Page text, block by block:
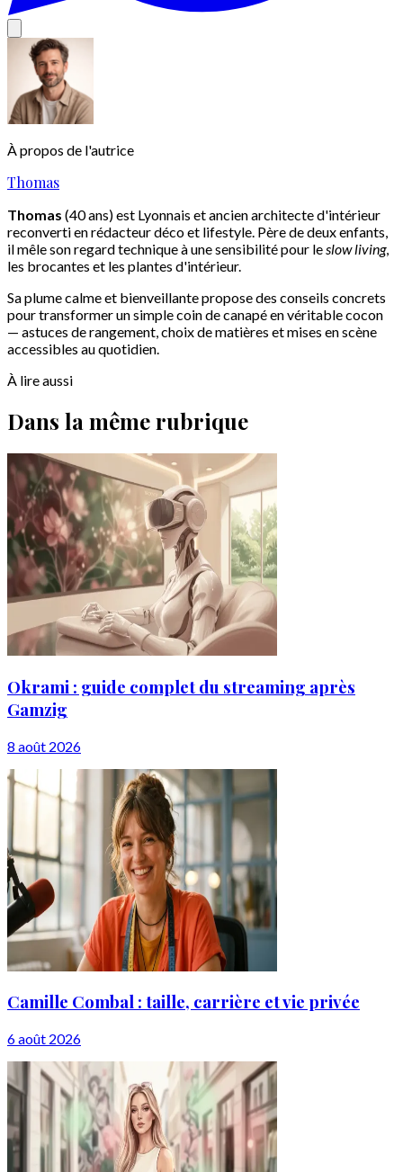
À propos de l'autrice
Thomas
Thomas (40 ans) est Lyonnais et ancien architecte d'intérieur
reconverti en rédacteur déco et lifestyle. Père de deux enfants,
il mêle son regard technique à une sensibilité pour leslow living,
les brocantes et les plantes d'intérieur.
Sa plume calme et bienveillante propose des conseils concrets
pour transformer un simple coin de canapé en véritable cocon
— astuces de rangement, choix de matières et mises en scène
accessibles au quotidien.
À lire aussi
Dans la même rubrique
Okrami : guide complet du streaming après
Gamzig
8 août 2026
Camille Combal : taille, carrière et vie privée
6 août 2026